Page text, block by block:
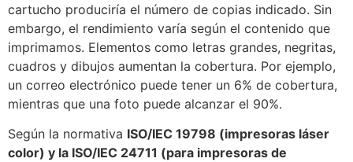
cartucho produciría el número de copias indicado. Sin
embargo, el rendimiento varía según el contenido que
imprimamos. Elementos como letras grandes, negritas,
cuadros y dibujos aumentan la cobertura. Por ejemplo,
un correo electrónico puede tener un 6% de cobertura,
mientras que una foto puede alcanzar el 90%.
Según la normativa ISO/IEC 19798 (impresoras láser
color) y la ISO/IEC 24711 (para impresoras de